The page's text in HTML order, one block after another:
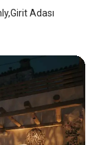
Adası